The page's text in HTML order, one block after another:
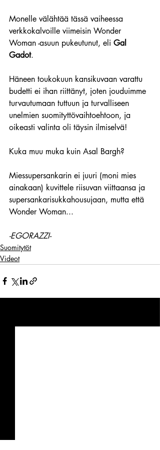
Monelle välähtää tässä vaiheessa
verkkokalvoille viimeisin Wonder
Woman -asuun pukeutunut, eli Gal
Gadot.
Häneen toukokuun kansikuvaan varattu
budetti ei ihan riittänyt, joten jouduimme
turvautumaan tuttuun ja turvalliseen
unelmien suomityttövaihtoehtoon, ja
oikeasti valinta oli täysin ilmiselvä!
Kuka muu muka kuin Asal Bargh?
Miessupersankarin ei juuri (moni mies
ainakaan) kuvittele riisuvan viittaansa ja
supersankarisukkahousujaan, mutta että
Wonder Woman...
-EGORAZZI-
Suomitytöt
Videot